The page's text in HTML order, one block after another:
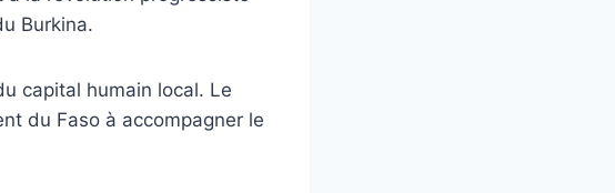
Burkina.
capital humain local. Le
du Faso à accompagner le